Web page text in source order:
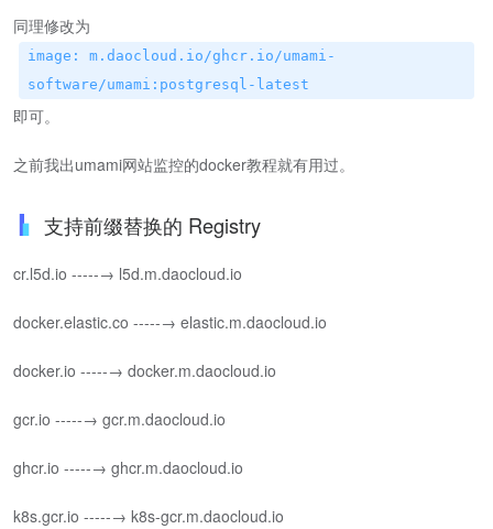
同理修改为
image: m.daocloud.io/ghcr.io/umami-
software/umami:postgresql-latest
即可。
之前我出umami网站监控的docker教程就有用过。
支持前缀替换的 Registry
cr.l5d.io -----→ l5d.m.daocloud.io
docker.elastic.co -----→ elastic.m.daocloud.io
docker.io -----→ docker.m.daocloud.io
gcr.io -----→ gcr.m.daocloud.io
ghcr.io -----→ ghcr.m.daocloud.io
k8s.gcr.io -----→ k8s-gcr.m.daocloud.io